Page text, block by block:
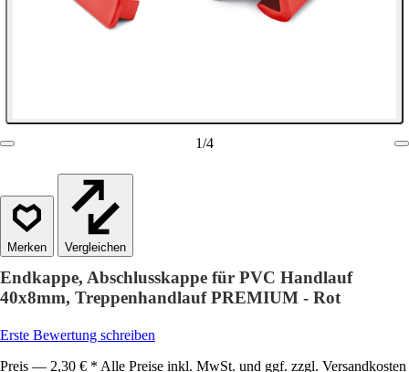
1/4
Vergleichen
Endkappe, Abschlusskappe für PVC Handlauf
40x8mm, Treppenhandlauf PREMIUM - Rot
Erste Bewertung schreiben
Preis — 2,30 € * Alle Preise inkl. MwSt. und ggf. zzgl. Versandkosten